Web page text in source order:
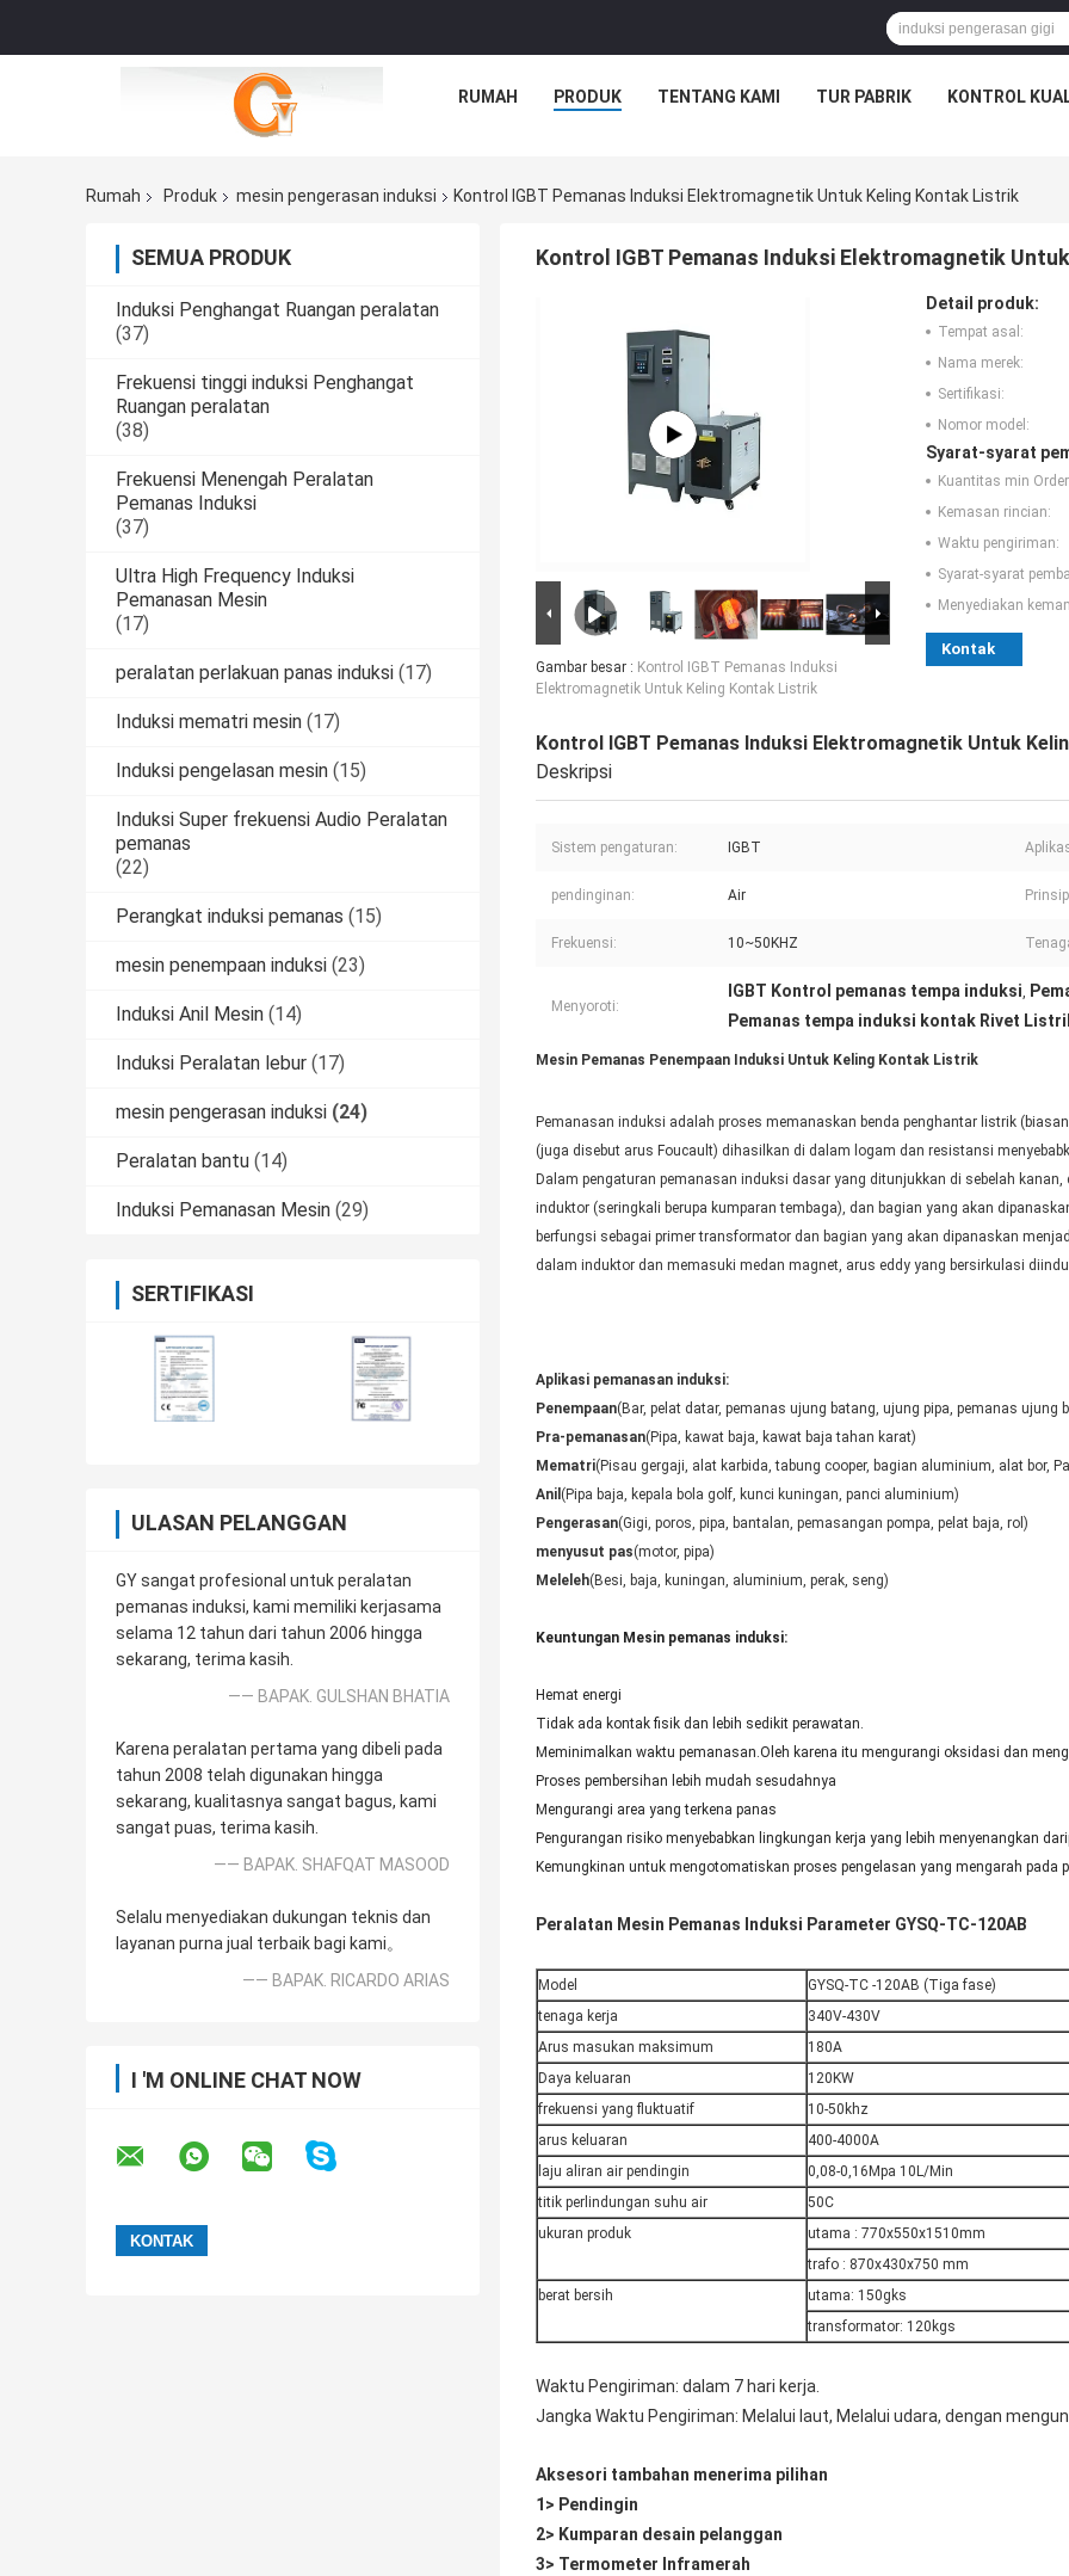
RUMAH PRODUK TENTANG KAMI TUR PABRIK KONTROL
Rumah Produk mesin pengerasan induksi Kontrol IGBT Pemanas Induksi Elektromagnetik Untuk Keling Kontak Listrik
SEMUA PRODUK
Induksi Penghangat Ruangan peralatan
(37)
Frekuensi tinggi induksi Penghangat
Ruangan peralatan
(38)
Frekuensi Menengah Peralatan
Pemanas Induksi
(37)
Ultra High Frequency Induksi
Pemanasan Mesin
(17)
peralatan perlakuan panas induksi (17)
Induksi mematri mesin (17)
Induksi pengelasan mesin (15)
Induksi Super frekuensi Audio Peralatan
pemanas
(22)
Perangkat induksi pemanas (15)
mesin penempaan induksi (23)
Induksi Anil Mesin (14)
Induksi Peralatan lebur (17)
mesin pengerasan induksi (24)
Peralatan bantu (14)
Induksi Pemanasan Mesin (29)
SERTIFIKASI
ULASAN PELANGGAN
GY sangat profesional untuk peralatan
pemanas induksi, kami memiliki kerjasama
selama 12 tahun dari tahun 2006 hingga
sekarang, terima kasih.
—— BAPAK. GULSHAN BHATIA
Karena peralatan pertama yang dibeli pada
tahun 2008 telah digunakan hingga
sekarang, kualitasnya sangat bagus, kami
sangat puas, terima kasih.
—— BAPAK. SHAFQAT MASOOD
Selalu menyediakan dukungan teknis dan
layanan purna jual terbaik bagi kami。
—— BAPAK. RICARDO ARIAS
I 'M ONLINE CHAT NOW
Kontrol IGBT Pemanas Induksi Elektromagnetik
Gambar besar : Kontrol IGBT Pemanas Induksi
Elektromagnetik Untuk Keling Kontak Listrik
Detail produk:
Tempat asal:
Nama merek:
Sertifikasi:
Nomor model:
Syarat-syarat
Kuantitas min
Kemasan rincian:
Waktu pengiriman:
Syarat-syarat
Menyediakan
Kontak
Kontrol IGBT Pemanas Induksi Elektromagnetik Untuk
Deskripsi
Sistem pengaturan: IGBT
pendinginan: Air
Frekuensi: 10~50KHZ
Menyoroti:
IGBT Kontrol pemanas tempa induksi,
Pemanas tempa induksi kontak Rivet
Mesin Pemanas Penempaan Induksi Untuk Keling Kontak Listrik
Pemanasan induksi adalah proses memanaskan benda penghantar listrik
(juga disebut arus Foucault) dihasilkan di dalam logam dan resistansi
Dalam pengaturan pemanasan induksi dasar yang ditunjukkan di sebelah
induktor (seringkali berupa kumparan tembaga), dan bagian yang akan
berfungsi sebagai primer transformator dan bagian yang akan dipanaskan
dalam induktor dan memasuki medan magnet, arus eddy yang bersirkulasi
Aplikasi pemanasan induksi:
Penempaan(Bar, pelat datar, pemanas ujung batang, ujung pipa, pemanas ujung
Pra-pemanasan(Pipa, kawat baja, kawat baja tahan karat)
Mematri(Pisau gergaji, alat karbida, tabung cooper, bagian aluminium, alat bor,
Anil (Pipa baja, kepala bola golf, kunci kuningan, panci aluminium)
Pengerasan(Gigi, poros, pipa, bantalan, pemasangan pompa, pelat baja, rol)
menyusut pas(motor, pipa)
Meleleh(Besi, baja, kuningan, aluminium, perak, seng)
Keuntungan Mesin pemanas induksi:
Hemat energi
Tidak ada kontak fisik dan lebih sedikit perawatan.
Meminimalkan waktu pemanasan.Oleh karena itu mengurangi oksidasi dan
Proses pembersihan lebih mudah sesudahnya
Mengurangi area yang terkena panas
Pengurangan risiko menyebabkan lingkungan kerja yang lebih menyenangkan
Kemungkinan untuk mengotomatiskan proses pengelasan yang mengarah
Peralatan Mesin Pemanas Induksi Parameter GYSQ-TC-120AB
Model
GYSQ-TC -120AB (Tiga fase)
tenaga kerja
340V-430V
Arus masukan maksimum
180A
Daya keluaran
120KW
frekuensi yang fluktuatif
10-50khz
arus keluaran
400-4000A
laju aliran air pendingin
0,08-0,16Mpa 10L/Min
titik perlindungan suhu air
50C
ukuran produk
utama : 770x550x1510mm
trafo : 870x430x750 mm
berat bersih
utama: 150gks
transformator: 120kgs
Waktu Pengiriman: dalam 7 hari kerja.
Jangka Waktu Pengiriman: Melalui laut, Melalui udara, dengan
Aksesori tambahan menerima pilihan
1> Pendingin
2> Kumparan desain pelanggan
3> Termometer Inframerah